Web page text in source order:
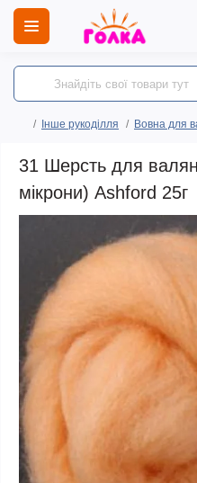
Інше рукоділля Вовна для
31 Шерсть для
мікрони) Ashford 25г